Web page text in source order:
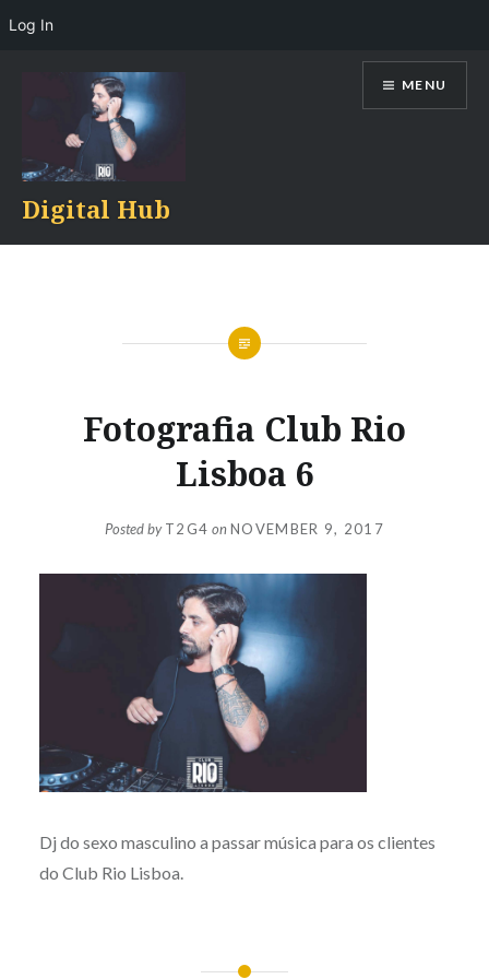
Digital Hub
MENU
Fotografia Club Rio
Lisboa 6
Posted byT2G4 onNOVEMBER 9, 2017
Dj do sexo masculino a passar música para os clientes
do Club Rio Lisboa.
Log In